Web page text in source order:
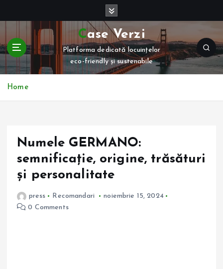
t
c
Case Verzi
Platforma dedicată locuințelor
eco-friendly și sustenabile
Home
Numele GERMANO:
semnificație, origine, trăsături
și personalitate
press Recomandari
noiembrie 15, 2024
0 Comments